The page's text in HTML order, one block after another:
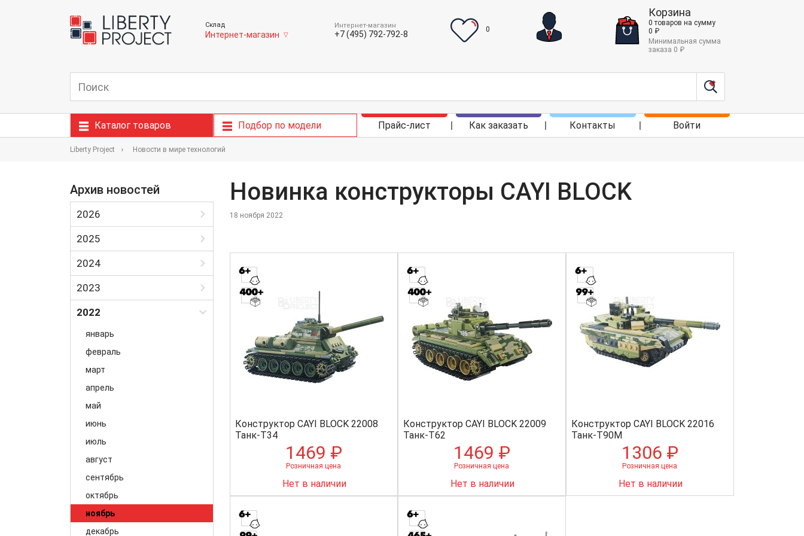
Склад
Интернет-магазин ▽
Интернет-магазин
+7 (495) 792-792-8
0
Корзина
0 товаров на сумму
0 ₽
Минимальная сумма
заказа 0 ₽
Каталог товаров Подбор по модели Прайс-лист Как заказать Контакты Войти
Liberty Project Новости в мире технологий
Архив новостей
2026
Январь
Февраль
Апрель
Май
2025
Январь
Февраль
Апрель
Май
Июнь
Июль
Август
Сентябрь
Октябрь
Ноябрь
Декабрь
2024
Июль
Август
Октябрь
Ноябрь
Декабрь
2023
Январь
2022
январь
февраль
март
апрель
май
июнь
июль
август
сентябрь
октябрь
ноябрь
декабрь
Новинка конструкторы CAYI BLOCK
18 ноября 2022
Конструктор CAYI BLOCK 22008
Танк-Т34
1469 ₽
Розничная цена
Нет в наличии
Конструктор CAYI BLOCK 22009
Танк-Т62
1469 ₽
Розничная цена
Нет в наличии
Конструктор CAYI BLOCK 22016
Танк-Т90М
1306 ₽
Розничная цена
Нет в наличии